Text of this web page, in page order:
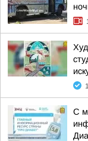
С